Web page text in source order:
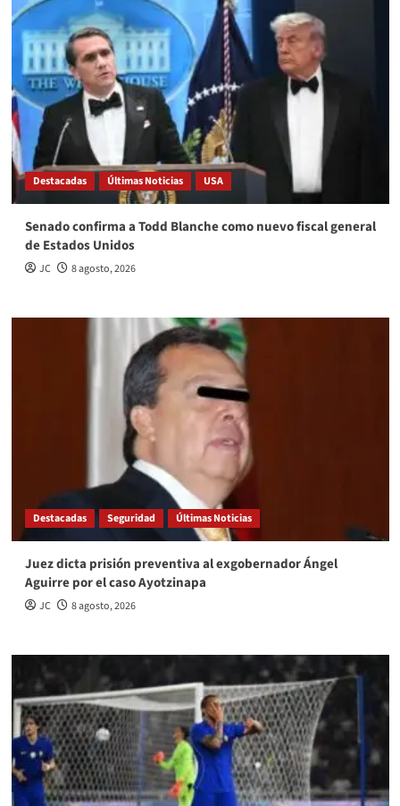
Destacadas Últimas Noticias USA
Senado confirma a Todd Blanche como nuevo fiscal general
de Estados Unidos
JC 8 agosto, 2026
Destacadas Seguridad Últimas Noticias
Juez dicta prisión preventiva al exgobernador Ángel
Aguirre por el caso Ayotzinapa
JC 8 agosto, 2026